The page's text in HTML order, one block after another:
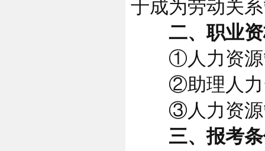
于成为劳动关
二、职业
①人力资源
②助理人力资
③人力资源
三、报考条